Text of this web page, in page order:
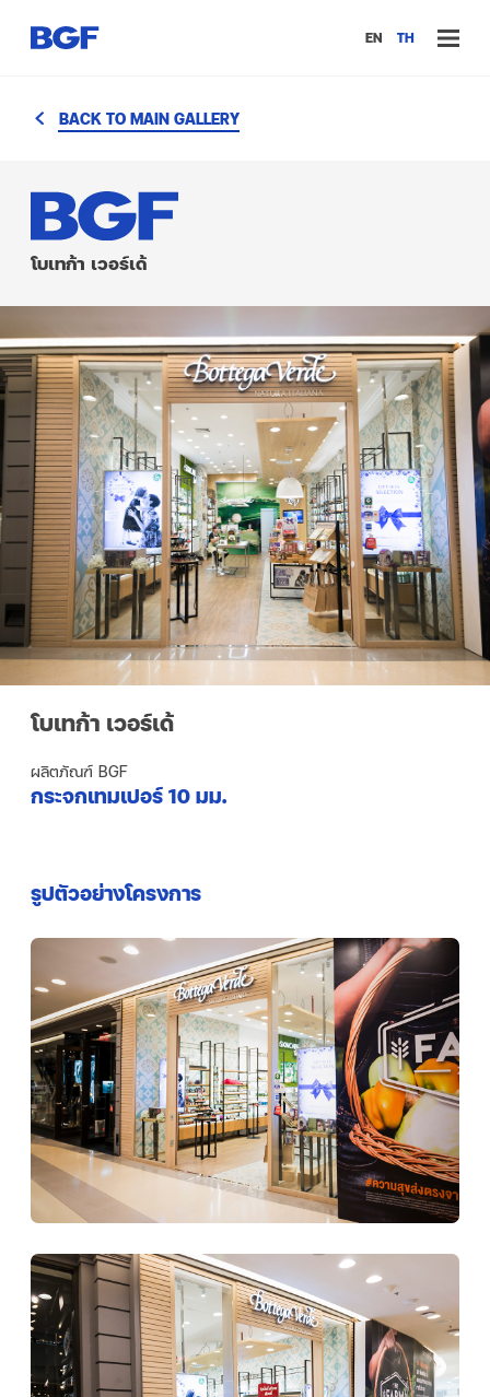
EN TH
BACK TO MAIN GALLERY
โบเทก้า เวอร์เด้
โบเทก้า เวอร์เด้
ผลิตภัณฑ์ BGF
กระจกเทมเปอร์ 10 มม.
รูปตัวอย่างโครงการ